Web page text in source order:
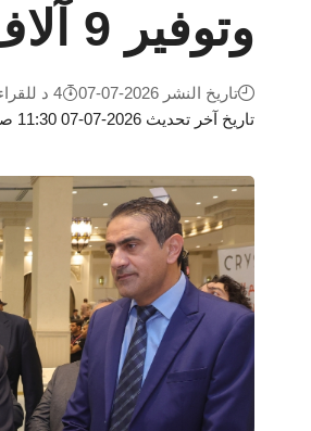
وتوفير 9 آلاف فرصة عمل
تاريخ آخر تحديث 2026-07-07 11:30 صباحًا
تاريخ النشر 2026-07-07 4 د للقراءة